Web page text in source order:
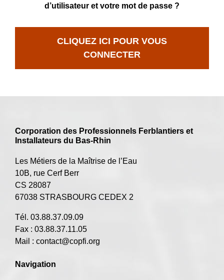
d’utilisateur et votre mot de passe ?
CLIQUEZ ICI POUR VOUS
CONNECTER
Corporation des Professionnels Ferblantiers et
Installateurs du Bas-Rhin
Les Métiers de la Maîtrise de l’Eau
10B, rue Cerf Berr
CS 28087
67038 STRASBOURG CEDEX 2
Tél. 03.88.37.09.09
Fax : 03.88.37.11.05
Mail : contact@copfi.org
Navigation